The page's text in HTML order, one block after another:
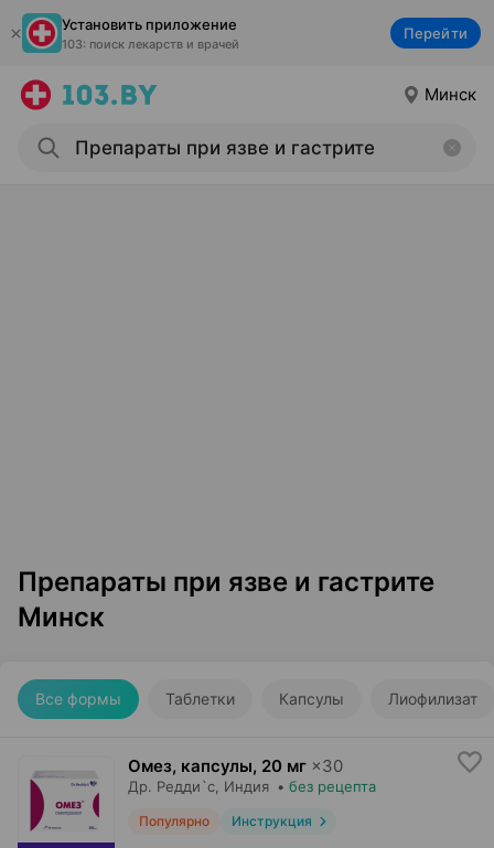
Установить приложение
103: поиск лекарств и врачей
Перейти
Минск
Препараты при язве и гастрите
Минск
Все формы Таблетки Капсулы Лиофилизат
Омез, капсулы, 20 мг ×30
Др. Редди`с , Индия • без рецепта
Популярно Инструкция